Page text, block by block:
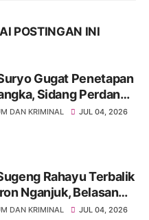
POSTINGAN INI
Gugat Penetapan
Sidang Perdana
10 Juli
DAN KRIMINAL JUL 04, 2026
Rahayu Terbalik
Nganjuk, Belasan
Dilarikan ke
DAN KRIMINAL JUL 04, 2026